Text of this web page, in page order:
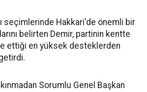
seçimlerinde Hakkari'de önemli bir
belirten Demir, partinin kentte
ettiği en yüksek desteklerden
Sorumlu Genel Başkan